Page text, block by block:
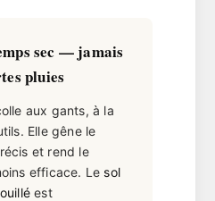
sec — jamais
pluies
aux gants, à la
Elle gêne le
et rend le
efficace. Le sol
est